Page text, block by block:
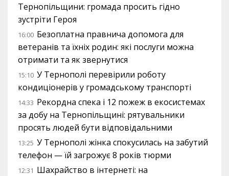
Тернопільщини: громада просить гідно
зустріти Героя
16:00 Безоплатна правнича допомога для
ветеранів та їхніх родин: які послуги можна
отримати та як звернутися
15:10 У Тернополі перевірили роботу
кондиціонерів у громадському транспорті
14:33 Рекордна спека і 12 пожеж в екосистемах
за добу на Тернопільщині: рятувальники
просять людей бути відповідальними
13:25 У Тернополі жінка спокусилась на забутий
телефон — їй загрожує 8 років тюрми
12:31 Шахрайство в інтернеті: на